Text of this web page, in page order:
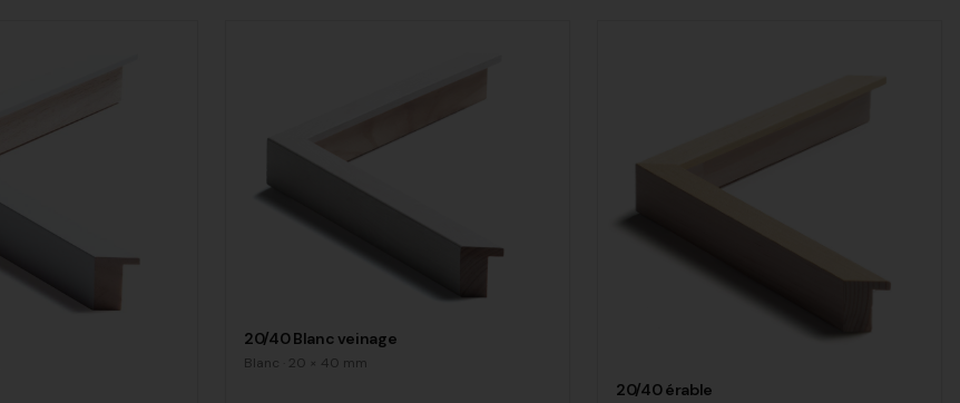
20/40 Blanc veinage
Blanc 20 × 40 mm
20/40 érable